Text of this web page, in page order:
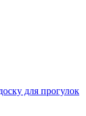
для прогулок